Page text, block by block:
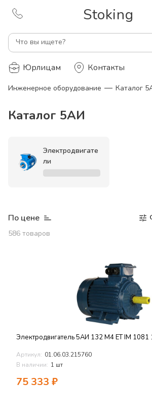
Stoking
Что вы ищете?
Юрлицам Контакты
Инженерное оборудование — Каталог
Каталог 5АИ
Электродвигате
ли
По цене
586 товаров
Электродвигатель 5АИ 132 М4 ET IM
Артикул: 01.06.03.215760
В наличии: 1 шт
75 333 ₽